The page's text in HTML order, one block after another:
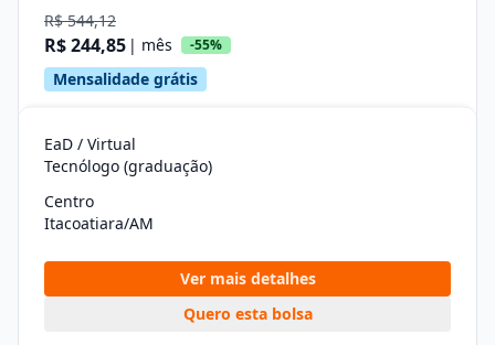
R$ 544,12
R$ 244,85 | mês -55%
Mensalidade grátis
EaD / Virtual
Tecnólogo (graduação)
Centro
Itacoatiara/AM
Ver mais detalhes
Quero esta bolsa